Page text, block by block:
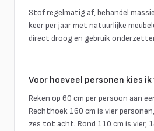
Stof regelmatig af, behandel
keer per jaar met natuurlijke
direct droog en gebruik
Voor hoeveel personen kies
Reken op 60 cm per persoon aan
Rechthoek 160 cm is vier
zes tot acht. Rond 110 cm is vier,